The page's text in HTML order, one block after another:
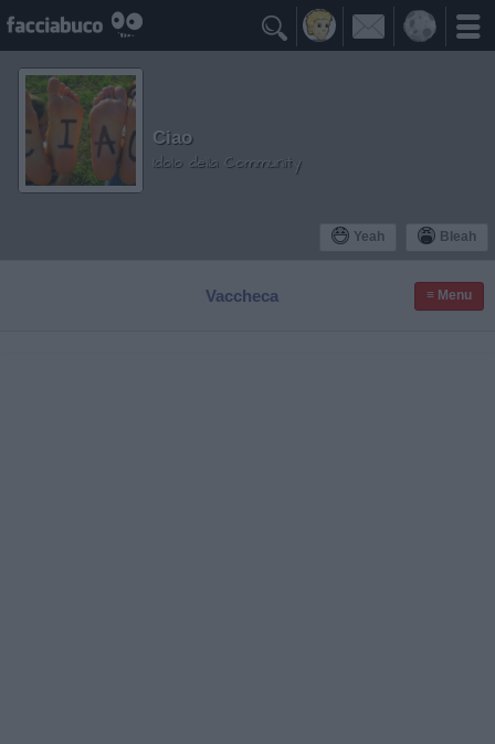

Yeah Bleah
Ciao
Idolo della Community
Vaccheca ≡ Menu